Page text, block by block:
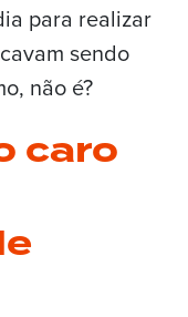
para realizar
sendo
não é?
caro